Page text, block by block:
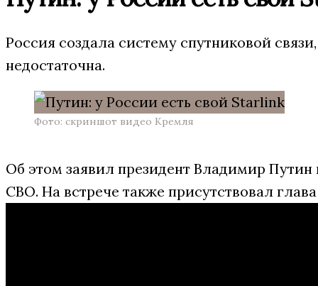
Россия создала систему спутниковой
недостаточна.
Фото: скриншот видео Кремля
Об этом заявил президент Владимир
СВО. На встрече также присутствовал